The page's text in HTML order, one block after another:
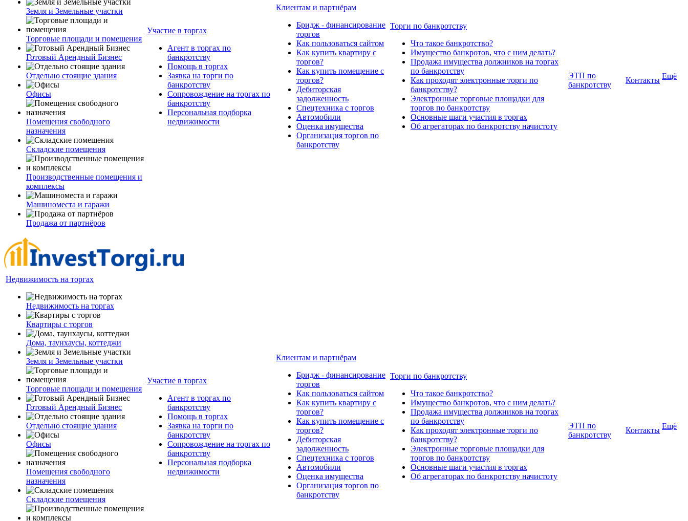
Земля и Земельные участки
Торговые площади и помещения
Готовый Арендный Бизнес
Отдельно стоящие здания
Офисы
Помещения свободного
назначения
Складские помещения
Производственные помещения и
комплексы
Машиноместа и гаражи
Продажа от партнёров
Участие в торгах
Агент в торгах по
банкротству
Помощь в торгах
Заявка на торги по
банкротству
Сопровождение на торгах по
банкротству
Персональная подборка
недвижимости
Клиентам и партнёрам
Бридж - финансирование
торгов
Как пользоваться сайтом
Как купить квартиру с
торгов?
Как купить помещение с
торгов?
Дебиторская
задолженность
Спецтехника с торгов
Автомобили
Оценка имущества
Организация торгов по
банкротству
Торги по банкротству
Что такое банкротство?
Имущество банкротов, что с ним делать?
Продажа имущества должников на торгах
по банкротству
Как проходят электронные торги по
банкротству?
Электронные торговые площадки для
торгов по банкротству
Основные шаги участия в торгах
Об агрегаторах по банкротству начистоту
ЭТП по
банкротству
Контакты Ещё
Недвижимость на торгах
Недвижимость на торгах
Квартиры с торгов
Дома, таунхаусы, коттеджи
Земля и Земельные участки
Торговые площади и помещения
Готовый Арендный Бизнес
Отдельно стоящие здания
Офисы
Помещения свободного
назначения
Складские помещения
Участие в торгах
Агент в торгах по
банкротству
Помощь в торгах
Заявка на торги по
банкротству
Сопровождение на торгах по
банкротству
Персональная подборка
недвижимости
Клиентам и партнёрам
Бридж - финансирование
торгов
Как пользоваться сайтом
Как купить квартиру с
торгов?
Как купить помещение с
торгов?
Дебиторская
задолженность
Спецтехника с торгов
Автомобили
Оценка имущества
Организация торгов по
банкротству
Торги по банкротству
Что такое банкротство?
Имущество банкротов, что с ним делать?
Продажа имущества должников на торгах
по банкротству
Как проходят электронные торги по
банкротству?
Электронные торговые площадки для
торгов по банкротству
Основные шаги участия в торгах
Об агрегаторах по банкротству начистоту
ЭТП по
банкротству
Контакты Ещё